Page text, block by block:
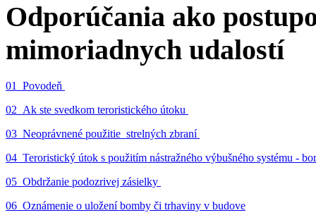
Odporúčania ako
mimoriadnych udalostí
01_Povodeň
02_Ak ste svedkom teroristického útoku
03_Neoprávnené použitie strelných zbraní
04_Teroristický útok s použitím nástražného výbušného systému -
05_Obdržanie podozrivej zásielky
06_Oznámenie o uložení bomby či trhaviny v budove